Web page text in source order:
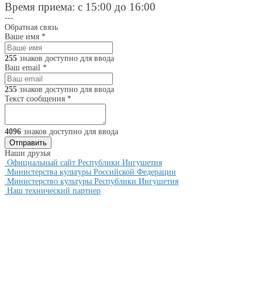
Время приема: с 15:00 до 16:00
---
Обратная связь
Ваше имя *
255 знаков доступно для ввода
Ваш email *
255 знаков доступно для ввода
Текст сообщения *
4096 знаков доступно для ввода
Наши друзья
Официальный сайт Республики Ингушетия
Министерства культуры Российской Федерации
Министерство культуры Республики Ингушетия
Наш технический партнер